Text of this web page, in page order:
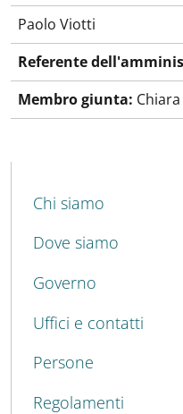
Paolo Viotti
Referente
Membro giunta:
MENU CEV SECOND
Chi siamo
Dove siamo
Governo
Uffici e contatti
Persone
Regolamenti